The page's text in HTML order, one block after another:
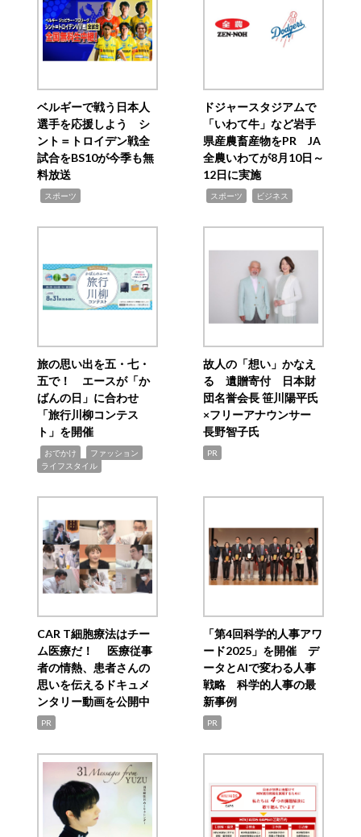
ベルギーで戦う日本人
選手を応援しよう シ
ント＝トロイデン戦全
試合をBS10が今季も無
料放送
スポーツ
ドジャースタジアムで
「いわて牛」など岩手
県産農畜産物をPR JA
全農いわてが8月10日～
12日に実施
スポーツ ビジネス
旅の思い出を五・七・
五で！ エースが「か
ばんの日」に合わせ
「旅行川柳コンテス
ト」を開催
おでかけ ファッション
ライフスタイル
故人の「想い」かなえ
る 遺贈寄付 日本財
団名誉会長 笹川陽平氏
×フリーアナウンサー
長野智子氏
PR
CAR T細胞療法はチー
ム医療だ！ 医療従事
者の情熱、患者さんの
思いを伝えるドキュメ
ンタリー動画を公開中
PR
「第4回科学的人事アワ
ード2025」を開催 デ
ータとAIで変わる人事
戦略 科学的人事の最
新事例
PR